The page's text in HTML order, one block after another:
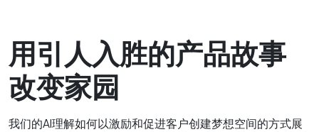
用引人入胜的产品故事
改变家园
我们的AI理解如何以激励和促进客户创建梦想空间的方式展